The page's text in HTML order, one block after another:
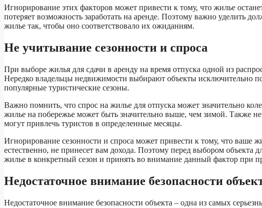
Игнорирование этих факторов может привести к тому, что жилье
потеряет возможность заработать на аренде. Поэтому важно уделить
жилье так, чтобы оно соответствовало их ожиданиям.
Не учитывание сезонности и спроса
При выборе жилья для сдачи в аренду на время отпуска одной из
Нередко владельцы недвижимости выбирают объекты исключительно
популярные туристические сезоны.
Важно помнить, что спрос на жилье для отпуска может значительно
жилье на побережье может быть значительно выше, чем зимой. Также
могут привлечь туристов в определенные месяцы.
Игнорирование сезонности и спроса может привести к тому, что ваше
естественно, не принесет вам дохода. Поэтому перед выбором объекта
жилье в конкретный сезон и принять во внимание данный фактор при
Недостаточное внимание безопасности
Недостаточное внимание безопасности объекта – одна из самых